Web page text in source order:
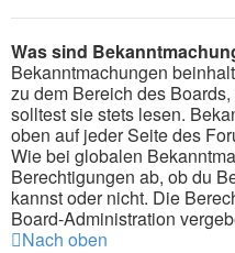
Was sind
Bekanntmachungen
zu dem Bereich des
solltest sie stets lesen.
oben auf jeder Seite des
Wie bei globalen
Berechtigungen ab, ob du
kannst oder nicht. Die
Board-Administration
Nach oben